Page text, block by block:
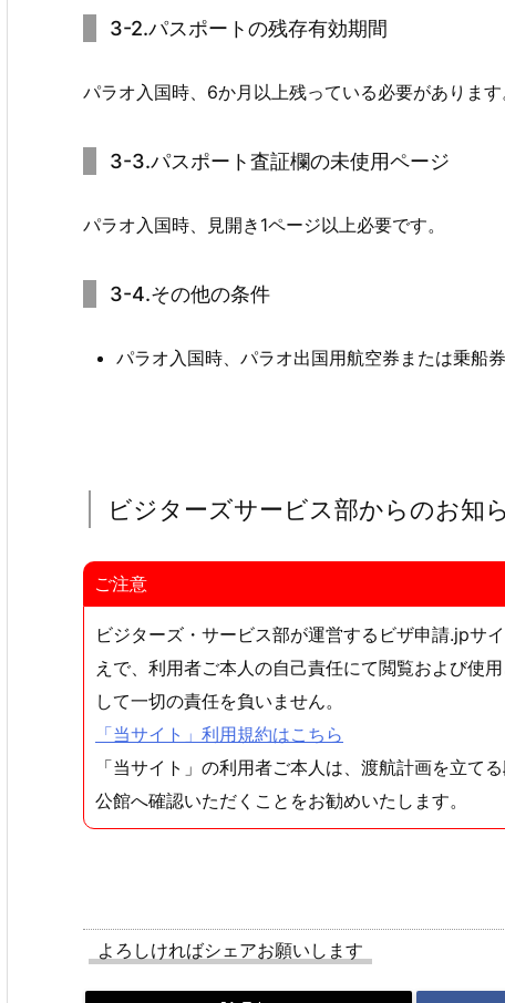
3-2.パスポートの残存有効期間
パラオ入国時、6か月以上残っている必要があります
3-3.パスポート査証欄の未使用ページ
パラオ入国時、見開き1ページ以上必要です。
3-4.その他の条件
パラオ入国時、パラオ出国用航空券または乗船
ビジターズサービス部からのお知
ご注意
ビジターズ・サービス部が運営するビザ申請.jpサ
えで、利用者ご本人の自己責任にて閲覧および使
して一切の責任を負いません。
「当サイト」利用規約はこちら
「当サイト」の利用者ご本人は、渡航計画を立て
公館へ確認いただくことをお勧めいたします。
よろしければシェアお願いします